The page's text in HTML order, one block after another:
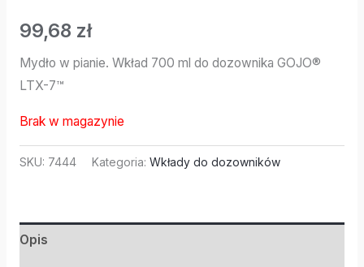
99,68 zł
Mydło w pianie. Wkład 700 ml do dozownika GOJO®
LTX-7™
Brak w magazynie
SKU: 7444 Kategoria: Wkłady do dozowników
Opis